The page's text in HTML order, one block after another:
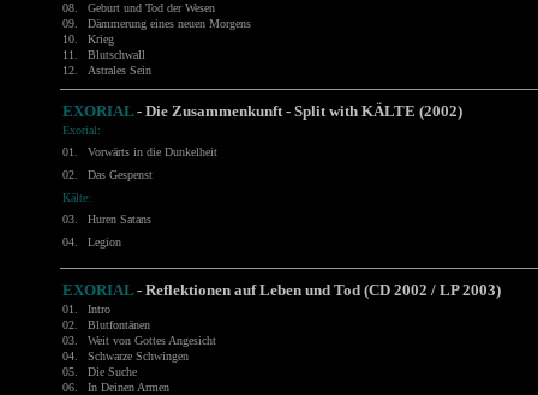
08.
Geburt und Tod der Wesen
09.
Dämmerung eines neuen Morgens
10.
Krieg
11.
Blutschwall
12.
Astrales Sein
EXORIAL - Die Zusammenkunft - Split with KÄLTE (2002)
Exorial:
01.
Vorwärts in die Dunkelheit
02.
Das Gespenst
Kälte:
03.
Huren Satans
04.
Legion
EXORIAL - Reflektionen auf Leben und Tod (CD 2002 / LP 2003)
01.
Intro
02.
Blutfontänen
03.
Weit von Gottes Angesicht
04.
Schwarze Schwingen
05.
Die Suche
06.
In Deinen Armen